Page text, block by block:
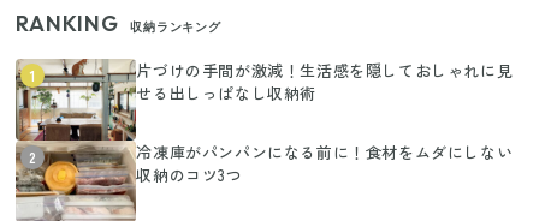
RANKING 収納ランキング
1
片づけの手間が激減！生活感を隠しておしゃれに見
せる出しっぱなし収納術
2
冷凍庫がパンパンになる前に！食材をムダにしない
収納のコツ3つ